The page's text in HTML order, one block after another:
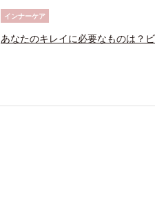
インナーケア
あなたのキレイに必要なものは？